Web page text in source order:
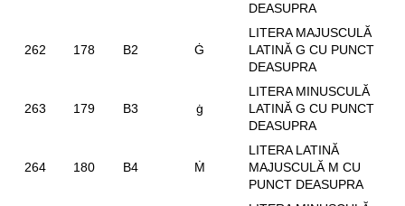
DEASUPRA
262 178 B2 Ġ
LITERA MAJUSCULĂ
LATINĂ G CU PUNCT
DEASUPRA
263 179 B3 ġ
LITERA MINUSCULĂ
LATINĂ G CU PUNCT
DEASUPRA
264 180 B4 Ṁ
LITERA LATINĂ
MAJUSCULĂ M CU
PUNCT DEASUPRA